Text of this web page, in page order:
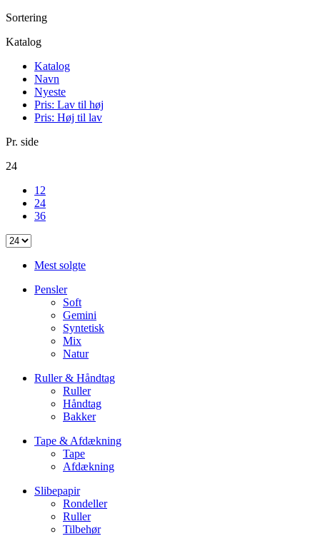
Sortering
Katalog
Katalog
Navn
Nyeste
Pris: Lav til høj
Pris: Høj til lav
Pr. side
24
12
24
36
Mest solgte
Pensler
Soft
Gemini
Syntetisk
Mix
Natur
Ruller & Håndtag
Ruller
Håndtag
Bakker
Tape & Afdækning
Tape
Afdækning
Slibepapir
Rondeller
Ruller
Tilbehør